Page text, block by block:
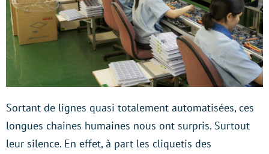
Sortant de lignes quasi totalement automatisées, ces
longues chaines humaines nous ont surpris. Surtout
leur silence. En effet, à part les cliquetis des